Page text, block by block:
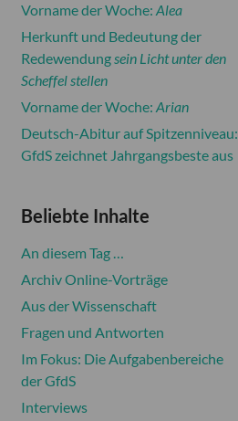
Vorname der Woche: Alea
Herkunft und Bedeutung der
Redewendungsein Licht unter den
Scheffel stellen
Vorname der Woche: Arian
Deutsch-Abitur auf Spitzenniveau:
GfdS zeichnet Jahrgangsbeste aus
Beliebte Inhalte
An diesem Tag …
Archiv Online-Vorträge
Aus der Wissenschaft
Fragen und Antworten
Im Fokus: Die Aufgabenbereiche
der GfdS
Interviews